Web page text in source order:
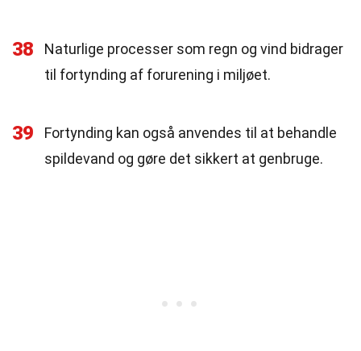
38
Naturlige processer som regn og vind bidrager
til fortynding af forurening i miljøet.
39
Fortynding kan også anvendes til at behandle
spildevand og gøre det sikkert at genbruge.